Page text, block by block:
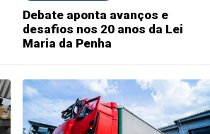
Debate aponta avanços e
desafios nos 20 anos da Lei
Maria da Penha